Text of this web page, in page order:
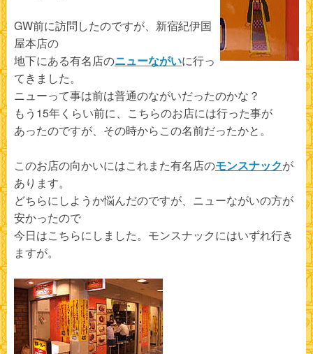
GW前に訪問したのですが、新宿紀伊国
屋本店の
地下にある有名店のニューながいに行っ
てきました。
ニューって事は前は普通のながいだったのかな？
もう15年くらい前に、こちらのお店には行った事が
あったのですが、その時からこの名前だったかと。
このお店の向かいにはこれまた有名店のモンスナックが
あります。
どちらにしようか悩んだのですが、ニューながいの方が
安かったので
今日はこちらにしました。モンスナックにはいずれ行き
ますが。